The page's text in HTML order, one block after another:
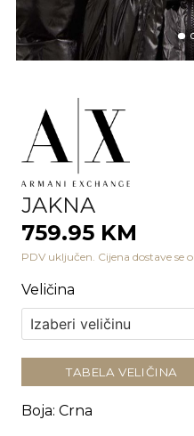
JAKNA
759.95 KM
PDV uključen. Cijena dostave se
Veličina
TABELA VELIČINA
Boja: Crna